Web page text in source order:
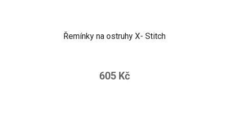
Řemínky na ostruhy X- Stitch
605 Kč